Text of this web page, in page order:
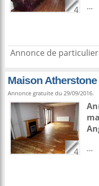
4
...
Annonce de particulier
Maison Atherstone
Annonce gratuite du 29/09/2016.
4
...